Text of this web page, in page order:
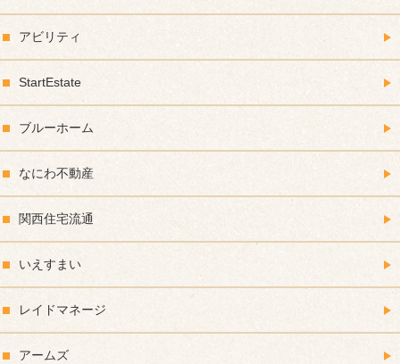
アビリティ
StartEstate
ブルーホーム
なにわ不動産
関西住宅流通
いえすまい
レイドマネージ
アームズ